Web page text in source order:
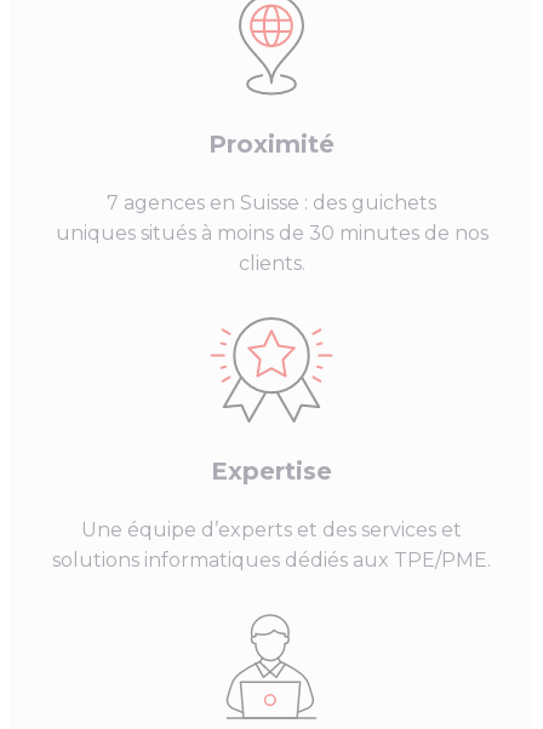
Proximité
7 agences en Suisse : des guichets
uniques situés à moins de 30 minutes de nos
clients.
Expertise
Une équipe d’experts et des services et
solutions informatiques dédiés aux TPE/PME.